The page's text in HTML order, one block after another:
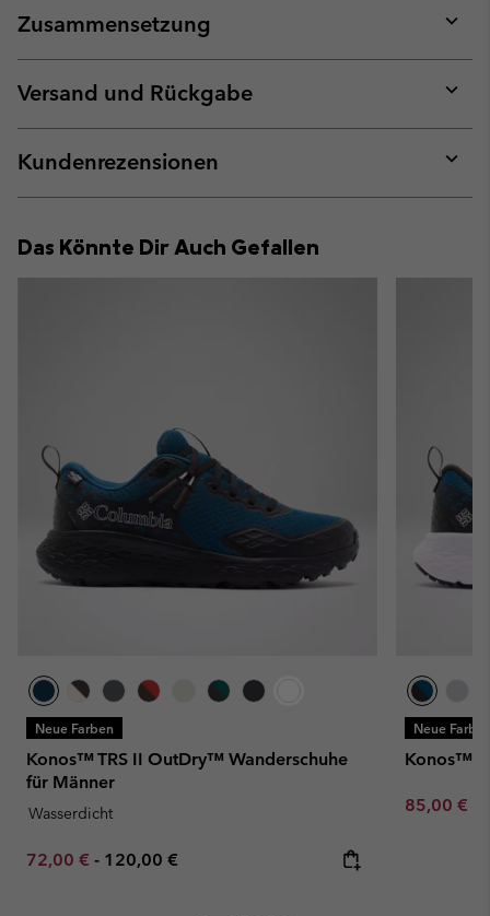
Zusammensetzung
or
Versand und Rückgabe
or
Kundenrezensionen
or
Das Könnte Dir Auch Gefallen
Neue Farben
Konos™ TRS II OutDry™ Wanderschuhe
für Männer
Wasserdicht
Minimum sale price:
72,00 € - Maximum price:
120,00 €
Neue
Konos™
Minimum
85,00 €